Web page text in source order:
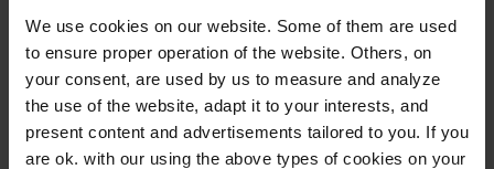
We use cookies on our website. Some of them are used
to ensure proper operation of the website. Others, on
your consent, are used by us to measure and analyze
the use of the website, adapt it to your interests, and
present content and advertisements tailored to you. If you
are ok. with our using the above types of cookies on your